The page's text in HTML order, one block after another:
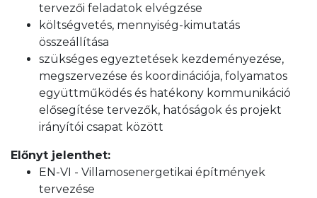
tervezői feladatok elvégzése
költségvetés, mennyiség-kimutatás
összeállítása
szükséges egyeztetések kezdeményezése,
megszervezése és koordinációja, folyamatos
együttműködés és hatékony kommunikáció
elősegítése tervezők, hatóságok és projekt
irányítói csapat között
Előnyt jelenthet:
EN-VI - Villamosenergetikai építmények
tervezése